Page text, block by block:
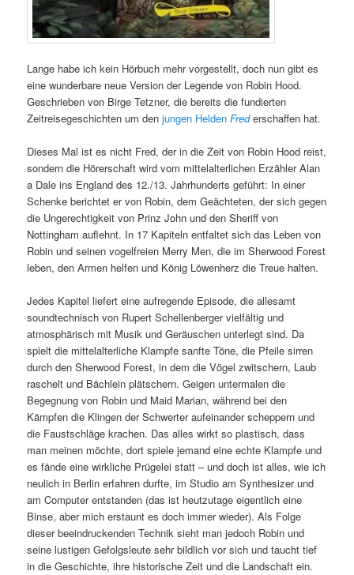
Lange habe ich kein Hörbuch mehr vorgestellt, doch nun gibt es
eine wunderbare neue Version der Legende von Robin Hood.
Geschrieben von Birge Tetzner, die bereits die fundierten
Zeitreisegeschichten um denjungen HeldenFred erschaffen hat.
Dieses Mal ist es nicht Fred, der in die Zeit von Robin Hood reist,
sondern die Hörerschaft wird vom mittelalterlichen Erzähler Alan
a Dale ins England des 12./13. Jahrhunderts geführt: In einer
Schenke berichtet er von Robin, dem Geächteten, der sich gegen
die Ungerechtigkeit von Prinz John und den Sheriff von
Nottingham auflehnt. In 17 Kapiteln entfaltet sich das Leben von
Robin und seinen vogelfreien Merry Men, die im Sherwood Forest
leben, den Armen helfen und König Löwenherz die Treue halten.
Jedes Kapitel liefert eine aufregende Episode, die allesamt
soundtechnisch von Rupert Schellenberger vielfältig und
atmosphärisch mit Musik und Geräuschen unterlegt sind. Da
spielt die mittelalterliche Klampfe sanfte Töne, die Pfeile sirren
durch den Sherwood Forest, in dem die Vögel zwitschern, Laub
raschelt und Bächlein plätschern. Geigen untermalen die
Begegnung von Robin und Maid Marian, während bei den
Kämpfen die Klingen der Schwerter aufeinander scheppern und
die Faustschläge krachen. Das alles wirkt so plastisch, dass
man meinen möchte, dort spiele jemand eine echte Klampfe und
es fände eine wirkliche Prügelei statt – und doch ist alles, wie ich
neulich in Berlin erfahren durfte, im Studio am Synthesizer und
am Computer entstanden (das ist heutzutage eigentlich eine
Binse, aber mich erstaunt es doch immer wieder). Als Folge
dieser beeindruckenden Technik sieht man jedoch Robin und
seine lustigen Gefolgsleute sehr bildlich vor sich und taucht tief
in die Geschichte, ihre historische Zeit und die Landschaft ein.